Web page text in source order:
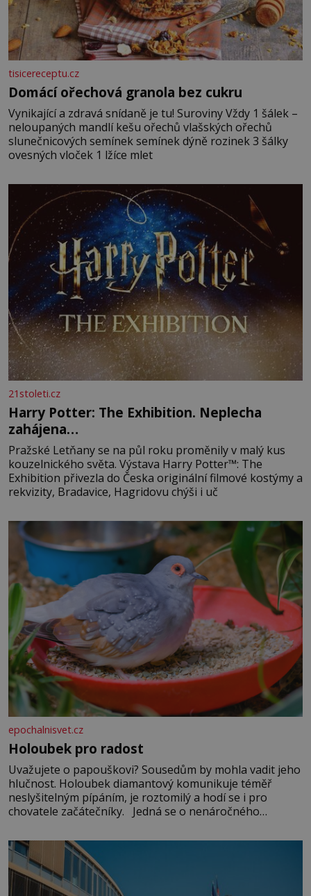
tisicereceptu.cz
Domácí ořechová granola bez cukru
Vynikající a zdravá snídaně je tu! Suroviny Vždy 1 šálek –
neloupaných mandlí kešu ořechů vlašských ořechů
slunečnicových semínek semínek dýně rozinek 3 šálky
ovesných vloček 1 lžíce mlet
21stoleti.cz
Harry Potter: The Exhibition. Neplecha
zahájena…
Pražské Letňany se na půl roku proměnily v malý kus
kouzelnického světa. Výstava Harry Potter™: The
Exhibition přivezla do Česka originální filmové kostýmy a
rekvizity, Bradavice, Hagridovu chýši i uč
epochalnisvet.cz
Holoubek pro radost
Uvažujete o papouškovi? Sousedům by mohla vadit jeho
hlučnost. Holoubek diamantový komunikuje téměř
neslyšitelným pípáním, je roztomilý a hodí se i pro
chovatele začátečníky. Jedná se o nenáročného
času tráví na zemi, kde sbírá zbytky semínek Jeho
domovinou je prakticky celá Austrálie s výjimkou
pobřežní oblasti.